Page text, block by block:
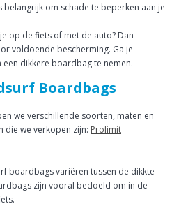
belangrijk om schade te beperken aan je
op de fiets of met de auto? Dan
voldoende bescherming. Ga je
een dikkere boardbag te nemen.
Boardbags
we verschillende soorten, maten en
die we verkopen zijn: Prolimit
boardbags variëren tussen de dikkte
zijn vooral bedoeld om in de